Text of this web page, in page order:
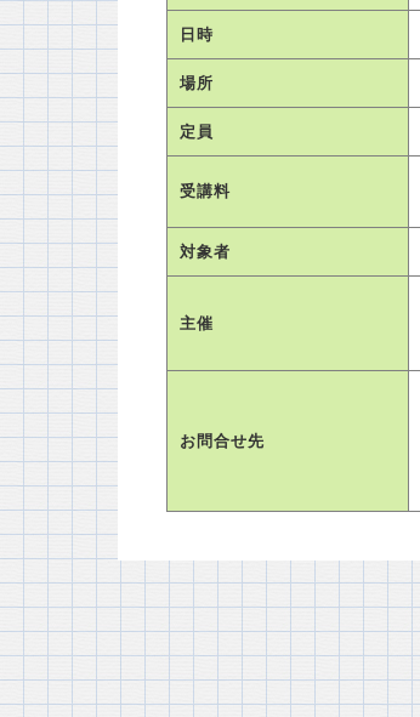
日時
場所
定員
受講料
対象者
主催
お問合せ先